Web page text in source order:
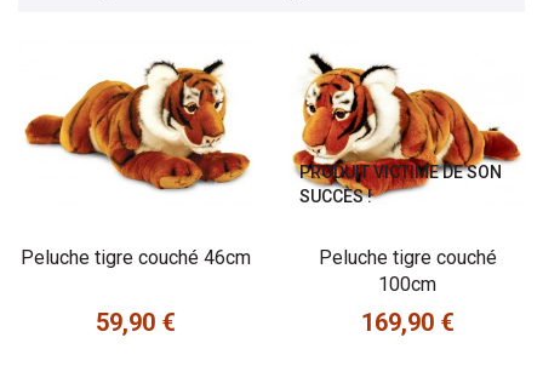
Peluche tigre couché 46cm
Prix
59,90 €
PRODUIT VICTIME DE SON
SUCCÈS !
Peluche tigre couché
100cm
Prix
169,90 €